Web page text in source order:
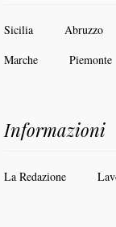
Sicilia Abruzzo
Marche
Piemonte
Informazioni
La Redazione